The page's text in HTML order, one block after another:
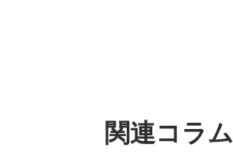
関連コラム